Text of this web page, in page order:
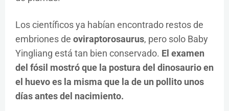
Los científicos ya habían encontrado restos de
embriones de oviraptorosaurus, pero solo Baby
Yingliang está tan bien conservado. El examen
del fósil mostró que la postura del dinosaurio en
el huevo es la misma que la de un pollito unos
días antes del nacimiento.